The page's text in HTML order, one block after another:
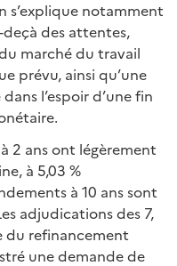
s’explique notamment
deçà des attentes,
marché du travail
prévu, ainsi qu’une
l’espoir d’une fin
à 2 ans ont légèrement
à 5,03 %
à 10 ans sont
adjudications des 7,
du refinancement
une demande de